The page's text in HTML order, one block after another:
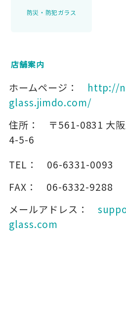
防災・防犯ガラス
店舗案内
ホームページ：
http://
glass.jimdo.com/
住所：
〒561-0831 大
4-5-6
TEL：
06-6331-0093
FAX：
06-6332-9288
メールアドレス：
glass.com